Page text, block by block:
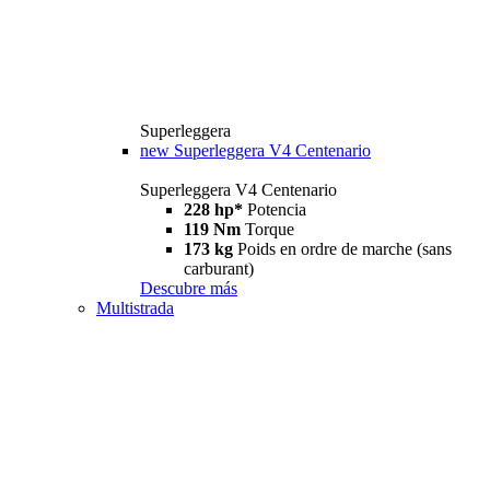
Superleggera
new Superleggera V4 Centenario
Superleggera V4 Centenario
228 hp* Potencia
119 Nm Torque
173 kg Poids en ordre de marche (sans
carburant)
Descubre más
Multistrada